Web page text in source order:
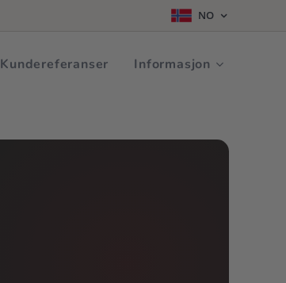
NO
Kundereferanser Informasjon
SV